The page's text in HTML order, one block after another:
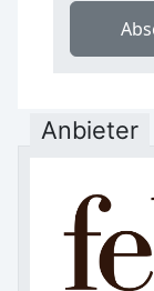
Anbieter